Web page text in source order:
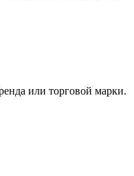
или торговой марки.